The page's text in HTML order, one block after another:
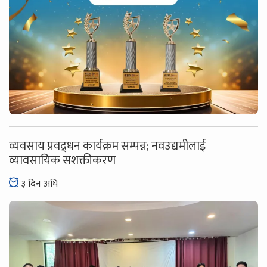
व्यवसाय प्रवद्र्धन कार्यक्रम सम्पन्न; नवउद्यमीलाई
व्यावसायिक सशक्तीकरण
३ दिन अघि